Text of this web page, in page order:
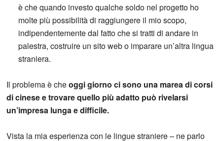
è che quando investo qualche soldo nel progetto ho
molte più possibilità di raggiungere il mio scopo,
indipendentemente dal fatto che si tratti di andare in
palestra, costruire un sito web o imparare un’altra lingua
straniera.
Il problema è cheoggi giorno ci sono una marea di corsi
di cinese e trovare quello più adatto può rivelarsi
un’impresa lunga e difficile.
Vista la mia esperienza con le lingue straniere – ne parlo